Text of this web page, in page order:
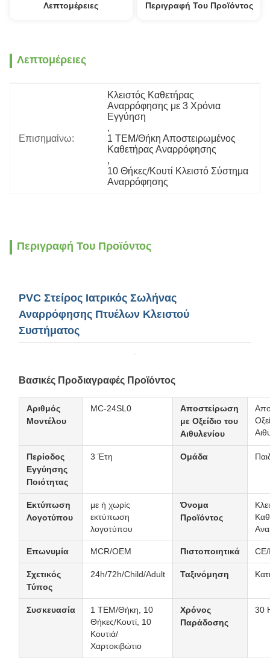
Λεπτομέρειες Περιγραφή Του Προϊόντος
Λεπτομέρειες
Επισημαίνω:
Κλειστός Καθετήρας
Αναρρόφησης με 3 Χρόνια
Εγγύηση
,
1 ΤΕΜ/Θήκη Αποστειρωμένος
Καθετήρας Αναρρόφησης
,
10 Θήκες/Κουτί Κλειστό Σύστημα
Αναρρόφησης
Περιγραφή Του Προϊόντος
PVC Στείρος Ιατρικός Σωλήνας
Αναρρόφησης Πτυέλων Κλειστού
Συστήματος
Βασικές Προδιαγραφές Προϊόντος
MC-24SL0